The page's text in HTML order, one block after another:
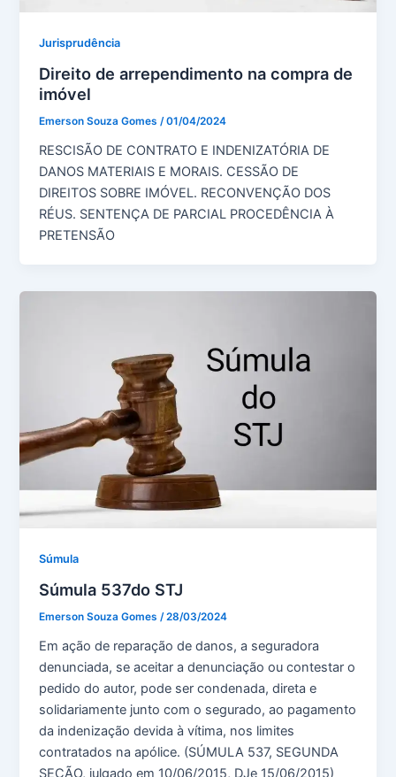
Jurisprudência
Direito de arrependimento na compra de
imóvel
Emerson Souza Gomes /01/04/2024
RESCISÃO DE CONTRATO E INDENIZATÓRIA DE
DANOS MATERIAIS E MORAIS. CESSÃO DE
DIREITOS SOBRE IMÓVEL. RECONVENÇÃO DOS
RÉUS. SENTENÇA DE PARCIAL PROCEDÊNCIA À
PRETENSÃO
Súmula
Súmula 537do STJ
Emerson Souza Gomes/28/03/2024
Em ação de reparação de danos, a seguradora
denunciada, se aceitar a denunciação ou contestar o
pedido do autor, pode ser condenada, direta e
solidariamente junto com o segurado, ao pagamento
da indenização devida à vítima, nos limites
contratados na apólice. (SÚMULA 537, SEGUNDA
SEÇÃO, julgado em 10/06/2015, DJe 15/06/2015)